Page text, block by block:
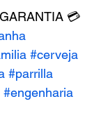
💳
#cerveja
#parrilla
#engenharia